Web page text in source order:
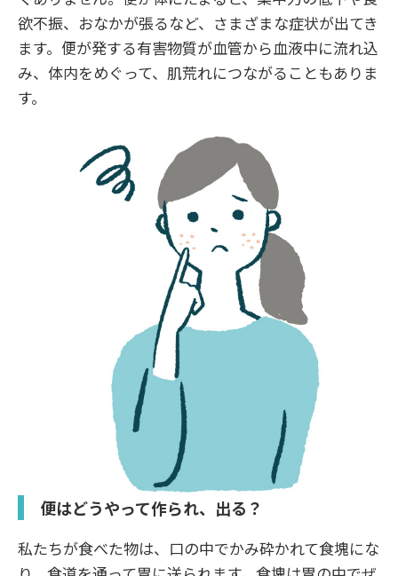
欲不振、おなかが張るなど、さまざまな症状が出てき
ます。便が発する有害物質が血管から血液中に流れ込
み、体内をめぐって、肌荒れにつながることもありま
す。
便はどうやって作られ、出る？
私たちが食べた物は、口の中でかみ砕かれて食塊にな